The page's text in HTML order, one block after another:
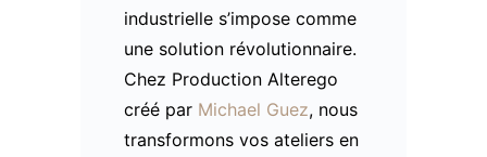
industrielle s’impose comme
une solution révolutionnaire.
Chez Production Alterego
créé par Michael Guez, nous
transformons vos ateliers en